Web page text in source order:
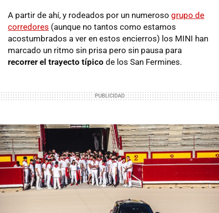
A partir de ahí, y rodeados por un numeroso grupo de
corredores (aunque no tantos como estamos
acostumbrados a ver en estos encierros) los MINI han
marcado un ritmo sin prisa pero sin pausa para
recorrer el trayecto típico de los San Fermines.